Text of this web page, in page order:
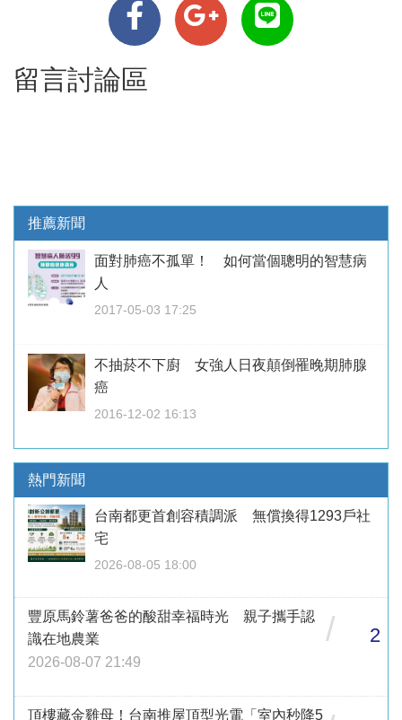
留言討論區
推薦新聞
面對肺癌不孤單！ 如何當個聰明的智慧病
人
2017-05-03 17:25
不抽菸不下廚 女強人日夜顛倒罹晚期肺腺
癌
2016-12-02 16:13
熱門新聞
台南都更首創容積調派 無償換得1293戶社
宅
2026-08-05 18:00
豐原馬鈴薯爸爸的酸甜幸福時光 親子攜手認
識在地農業
2026-08-07 21:49
/ 2
頂樓藏金雞母！台南推屋頂型光電「室內秒降5